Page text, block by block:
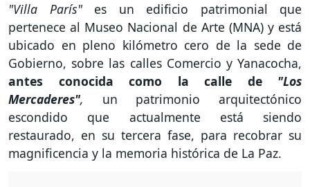
"Villa París"es un edificio patrimonial que
pertenece al Museo Nacional de Arte (MNA) y está
ubicado en pleno kilómetro cero de la sede de
Gobierno, sobre las calles Comercio y Yanacocha,
antes conocida como la calle de"Los
Mercaderes", un patrimonio arquitectónico
escondido que actualmente está siendo
restaurado, en su tercera fase, para recobrar su
magnificencia y la memoria histórica de La Paz.